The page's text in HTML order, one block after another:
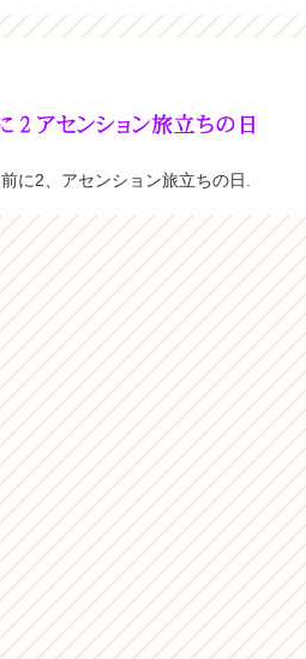
に2、アセンション旅立ちの日.